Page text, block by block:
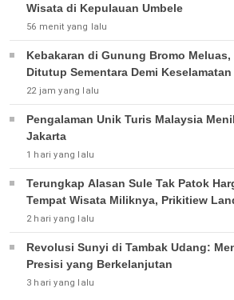
Wisata di Kepulauan Umbele
56 menit yang lalu
Kebakaran di Gunung Bromo
Ditutup Sementara Demi Keselamatan
22 jam yang lalu
Pengalaman Unik Turis Malaysia
Jakarta
1 hari yang lalu
Terungkap Alasan Sule Tak Patok
Tempat Wisata Miliknya, Prikitiew
2 hari yang lalu
Revolusi Sunyi di Tambak Udang:
Presisi yang Berkelanjutan
3 hari yang lalu